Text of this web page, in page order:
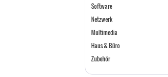
Software
Netzwerk
Multimedia
Haus & Büro
Zubehör